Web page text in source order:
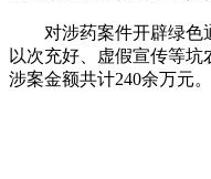
对涉药案件开辟绿色通
以次充好、虚假宣传等
涉案金额共计240余万元。